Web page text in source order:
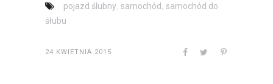
pojazd ślubny samochód samochód do
śłubu
24 KWIETNIA 2015